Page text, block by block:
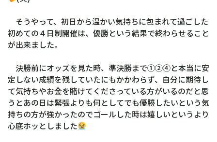
そうやって、初日から温かい気持ちに包まれて過ごした
初めての４日制開催は、優勝という結果で終わらせること
が出来ました。
決勝前にオッズを見た時、準決勝まで①②④と本当に安
定しない成績を残していたにもかかわらず、自分に期待し
て気持ちやお金を賭けてくださっている方がいるのだと思
うとあの日は緊張よりも何としてでも優勝したいという気
持ちの方が強かったのでゴールした時は嬉しいというより
心底ホッとしました